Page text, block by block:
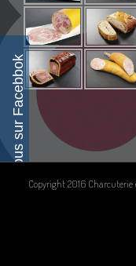
Copyright 2016 Charcuterie
Suivez-nous sur Facebbok